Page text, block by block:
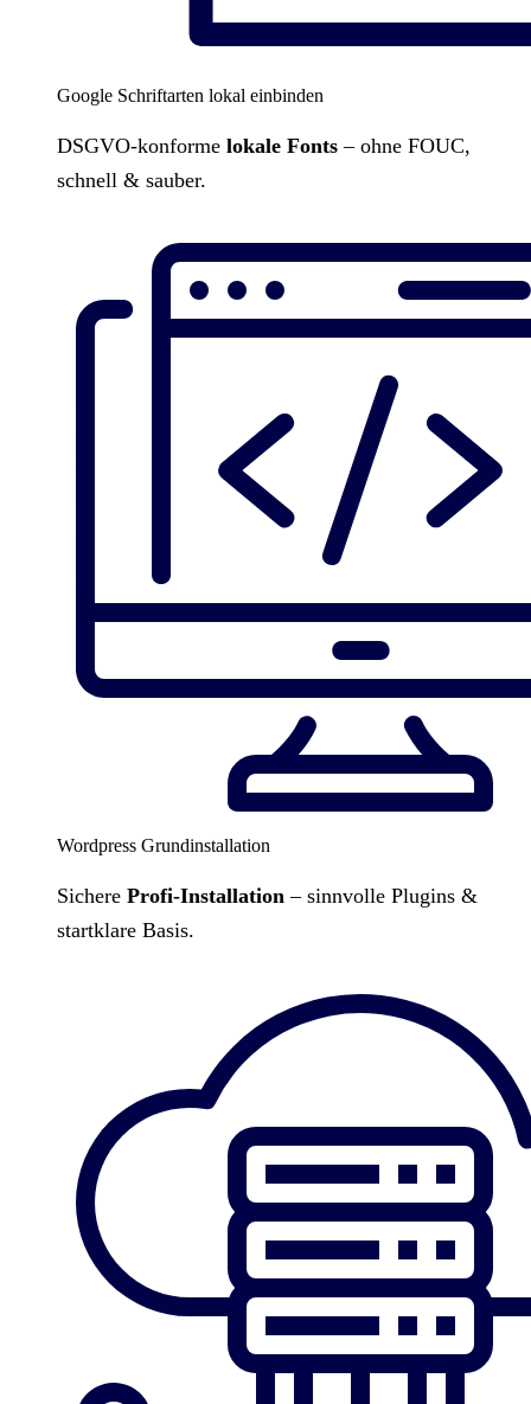
Google Schriftarten lokal einbinden
DSGVO-konforme lokale Fonts – ohne FOUC,
schnell & sauber.
Wordpress Grundinstallation
Sichere Profi-Installation – sinnvolle Plugins &
startklare Basis.